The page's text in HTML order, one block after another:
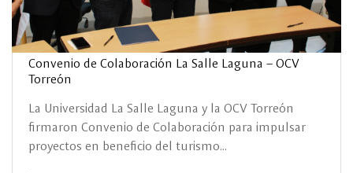
Convenio de Colaboración La Salle Laguna – OCV
Torreón
La Universidad La Salle Laguna y la OCV Torreón
firmaron Convenio de Colaboración para impulsar
proyectos en beneficio del turismo...